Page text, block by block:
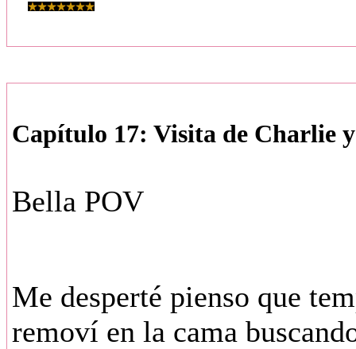
Capítulo 17: Visita de Charlie y
Bella POV
Me desperté pienso que
removí en la cama